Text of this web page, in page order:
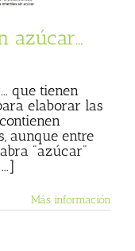
azúcar…
que tienen
elaborar las
aunque entre
"azúcar"
Más información